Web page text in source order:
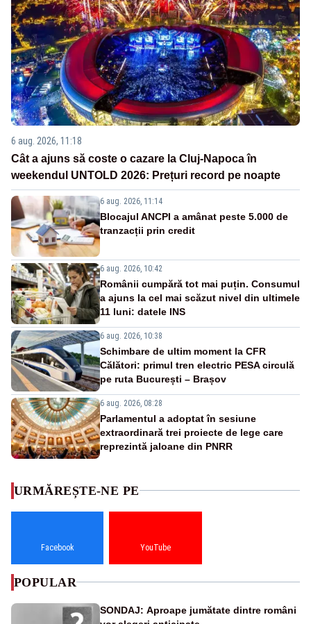
6 aug. 2026, 11:18
Cât a ajuns să coste o cazare la Cluj-Napoca în
weekendul UNTOLD 2026: Prețuri record pe noapte
6 aug. 2026, 11:14
Blocajul ANCPI a amânat peste 5.000 de
tranzacții prin credit
6 aug. 2026, 10:42
Românii cumpără tot mai puțin. Consumul
a ajuns la cel mai scăzut nivel din ultimele
11 luni: datele INS
6 aug. 2026, 10:38
Schimbare de ultim moment la CFR
Călători: primul tren electric PESA circulă
pe ruta București – Brașov
6 aug. 2026, 08:28
Parlamentul a adoptat în sesiune
extraordinară trei proiecte de lege care
reprezintă jaloane din PNRR
URMĂREȘTE-NE PE
Facebook YouTube
POPULAR
SONDAJ: Aproape jumătate dintre români